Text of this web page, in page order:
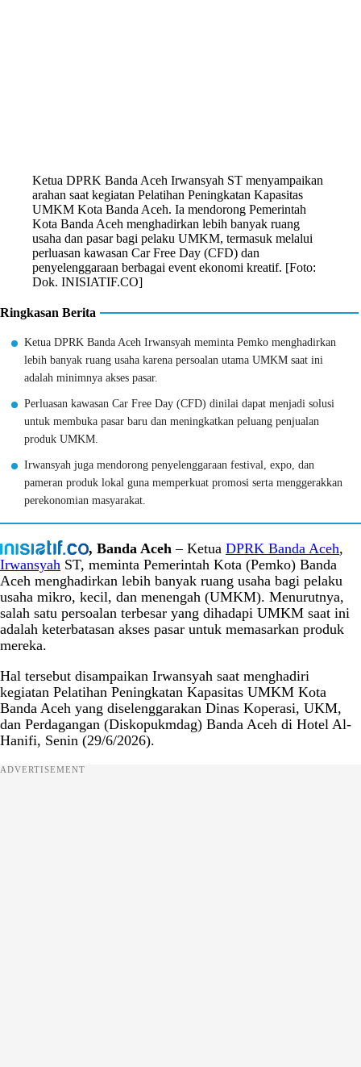
Ketua DPRK Banda Aceh Irwansyah ST menyampaikan
arahan saat kegiatan Pelatihan Peningkatan Kapasitas
UMKM Kota Banda Aceh. Ia mendorong Pemerintah
Kota Banda Aceh menghadirkan lebih banyak ruang
usaha dan pasar bagi pelaku UMKM, termasuk melalui
perluasan kawasan Car Free Day (CFD) dan
penyelenggaraan berbagai event ekonomi kreatif. [Foto:
Dok. INISIATIF.CO]
Ringkasan Berita
Ketua DPRK Banda Aceh Irwansyah meminta Pemko menghadirkan
lebih banyak ruang usaha karena persoalan utama UMKM saat ini
adalah minimnya akses pasar.
Perluasan kawasan Car Free Day (CFD) dinilai dapat menjadi solusi
untuk membuka pasar baru dan meningkatkan peluang penjualan
produk UMKM.
Irwansyah juga mendorong penyelenggaraan festival, expo, dan
pameran produk lokal guna memperkuat promosi serta menggerakkan
perekonomian masyarakat.
, Banda Aceh– Ketua DPRK Banda Aceh,
Irwansyah ST, meminta Pemerintah Kota (Pemko) Banda
Aceh menghadirkan lebih banyak ruang usaha bagi pelaku
usaha mikro, kecil, dan menengah (UMKM). Menurutnya,
salah satu persoalan terbesar yang dihadapi UMKM saat ini
adalah keterbatasan akses pasar untuk memasarkan produk
mereka.
Hal tersebut disampaikan Irwansyah saat menghadiri
kegiatan Pelatihan Peningkatan Kapasitas UMKM Kota
Banda Aceh yang diselenggarakan Dinas Koperasi, UKM,
dan Perdagangan (Diskopukmdag) Banda Aceh di Hotel Al-
Hanifi, Senin (29/6/2026).
ADVERTISEMENT